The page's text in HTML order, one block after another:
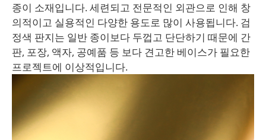
종이 소재입니다. 세련되고 전문적인 외관으로 인해 창
의적이고 실용적인 다양한 용도로 많이 사용됩니다. 검
정색 판지는 일반 종이보다 두껍고 단단하기 때문에 간
판, 포장, 액자, 공예품 등 보다 견고한 베이스가 필요한
프로젝트에 이상적입니다.